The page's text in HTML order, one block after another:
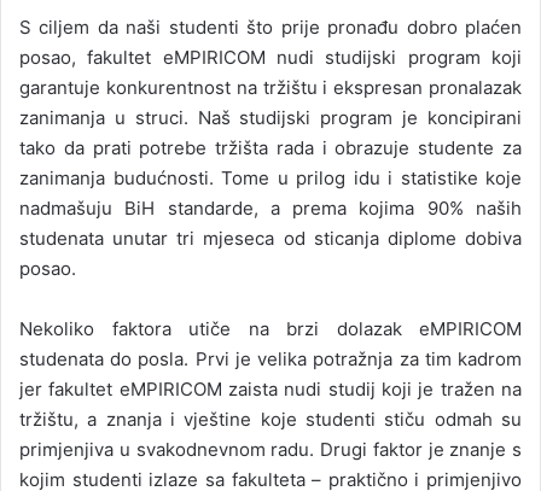
S ciljem da naši studenti što prije pronađu dobro plaćen
posao, fakultet eMPIRICOM nudi studijski program koji
garantuje konkurentnost na tržištu i ekspresan pronalazak
zanimanja u struci. Naš studijski program je koncipirani
tako da prati potrebe tržišta rada i obrazuje studente za
zanimanja budućnosti. Tome u prilog idu i statistike koje
nadmašuju BiH standarde, a prema kojima 90% naših
studenata unutar tri mjeseca od sticanja diplome dobiva
posao.
Nekoliko faktora utiče na brzi dolazak eMPIRICOM
studenata do posla. Prvi je velika potražnja za tim kadrom
jer fakultet eMPIRICOM zaista nudi studij koji je tražen na
tržištu, a znanja i vještine koje studenti stiču odmah su
primjenjiva u svakodnevnom radu. Drugi faktor je znanje s
kojim studenti izlaze sa fakulteta – praktično i primjenjivo